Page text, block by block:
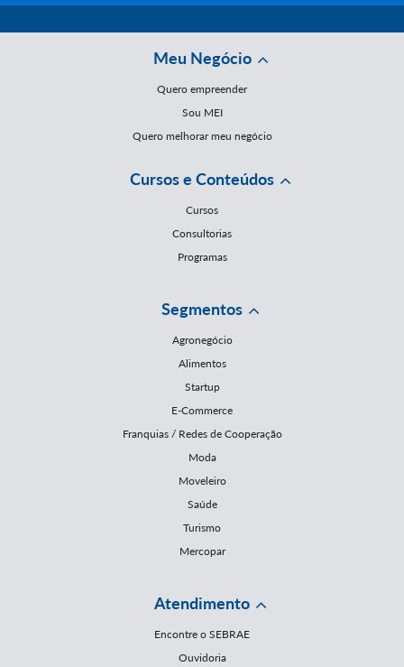
Meu Negócio
Quero empreender
Sou MEI
Quero melhorar meu negócio
Cursos e Conteúdos
Cursos
Consultorias
Programas
Segmentos
Agronegócio
Alimentos
Startup
E-Commerce
Franquias / Redes de Cooperação
Moda
Moveleiro
Saúde
Turismo
Mercopar
Atendimento
Encontre o SEBRAE
Ouvidoria